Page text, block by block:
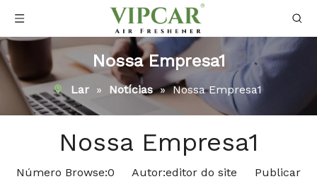
Nossa Empresa1
Lar » Notícias » Nossa Empresa1
Nossa Empresa1
Número Browse:0 Autor:editor do site Publicar